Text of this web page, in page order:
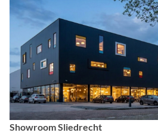
Showroom Sliedrecht